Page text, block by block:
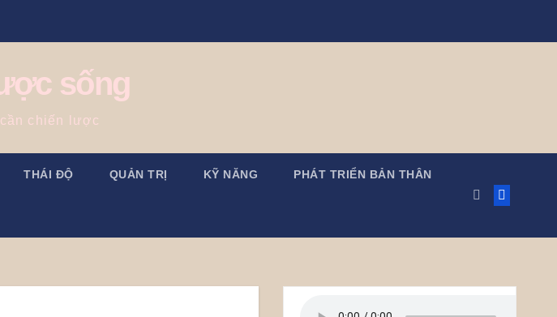
sống
chiến lược
THÁI ĐỘ QUẢN TRỊ KỸ NĂNG PHÁT TRIỂN BẢN THÂN